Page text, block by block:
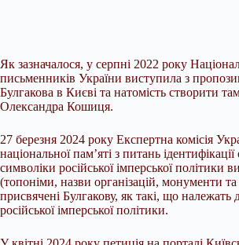
Як зазначалося, у серпні 2022 року
письменників України виступила з
Булгакова в Києві та натомість створити
Олександра Кошиця.
27 березня 2024 року Експертна комісія
національної пам’яті з питань ідентифікації
символіки російської імперської політики
(топоніми, назви організацій, монументи та
присвячені Булгакову, як такі, що належать
російської імперської політики.